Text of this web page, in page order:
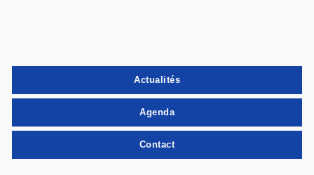
Actualités
Agenda
Contact